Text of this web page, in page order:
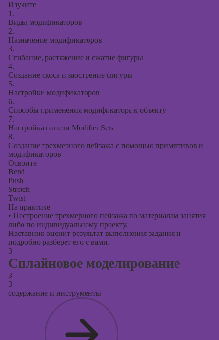
Изучите
1.
Виды модификаторов
2.
Назначение модификаторов
3.
Сгибание, растяжение и сжатие фигуры
4.
Создание скоса и заострение фигуры
5.
Настройки модификаторов
6.
Способы применения модификатора к объекту
7.
Настройка панели Modifier Sets
8.
Создание трехмерного пейзажа с помощью примитивов и
модификаторов
Освоите
Bend
Push
Stretch
Twist
На практике
• Построение трехмерного пейзажа по материалам занятия
либо по индивидуальному проекту.
Наставник оценит результат выполнения задания и
подробно разберет его с вами.
3
Сплайновое моделирование
3
3
содержание и инструменты